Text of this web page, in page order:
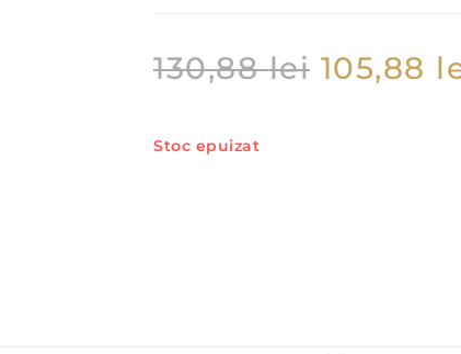
130,88lei 105,88
Stoc epuizat